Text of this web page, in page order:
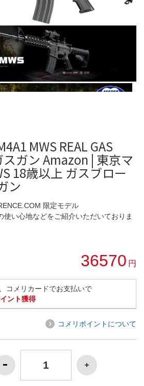
MWS REAL GAS
スガン Amazon | 東京マ
18歳以上 ガスブロー
ン
限定モデル
使い心地などをご紹介いただいておりま
36570 円
コメリカードでお支払いで
ント獲得
コメリポイントについて